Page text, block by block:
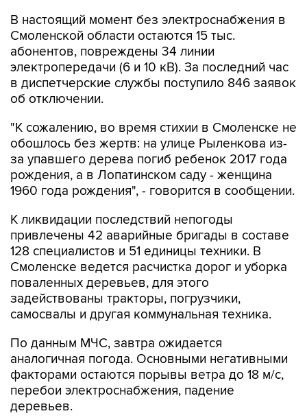
В настоящий момент без электроснабжения в
Смоленской области остаются 15 тыс.
абонентов, повреждены 34 линии
электропередачи (6 и 10 кВ). За последний час
в диспетчерские службы поступило 846 заявок
об отключении.
"К сожалению, во время стихии в Смоленске не
обошлось без жертв: на улице Рыленкова из-
за упавшего дерева погиб ребенок 2017 года
рождения, а в Лопатинском саду - женщина
1960 года рождения", - говорится в сообщении.
К ликвидации последствий непогоды
привлечены 42 аварийные бригады в составе
128 специалистов и 51 единицы техники. В
Смоленске ведется расчистка дорог и уборка
поваленных деревьев, для этого
задействованы тракторы, погрузчики,
самосвалы и другая коммунальная техника.
По данным МЧС, завтра ожидается
аналогичная погода. Основными негативными
факторами остаются порывы ветра до 18 м/с,
перебои электроснабжения, падение
деревьев.